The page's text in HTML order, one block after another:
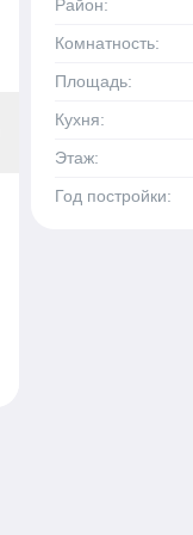
Район:
Комнатность:
Площадь:
Кухня:
Этаж:
Год постройки: